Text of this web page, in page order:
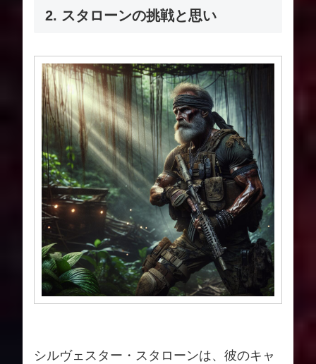
2. スタローンの挑戦と思い
シルヴェスター・スタローンは、彼のキャ